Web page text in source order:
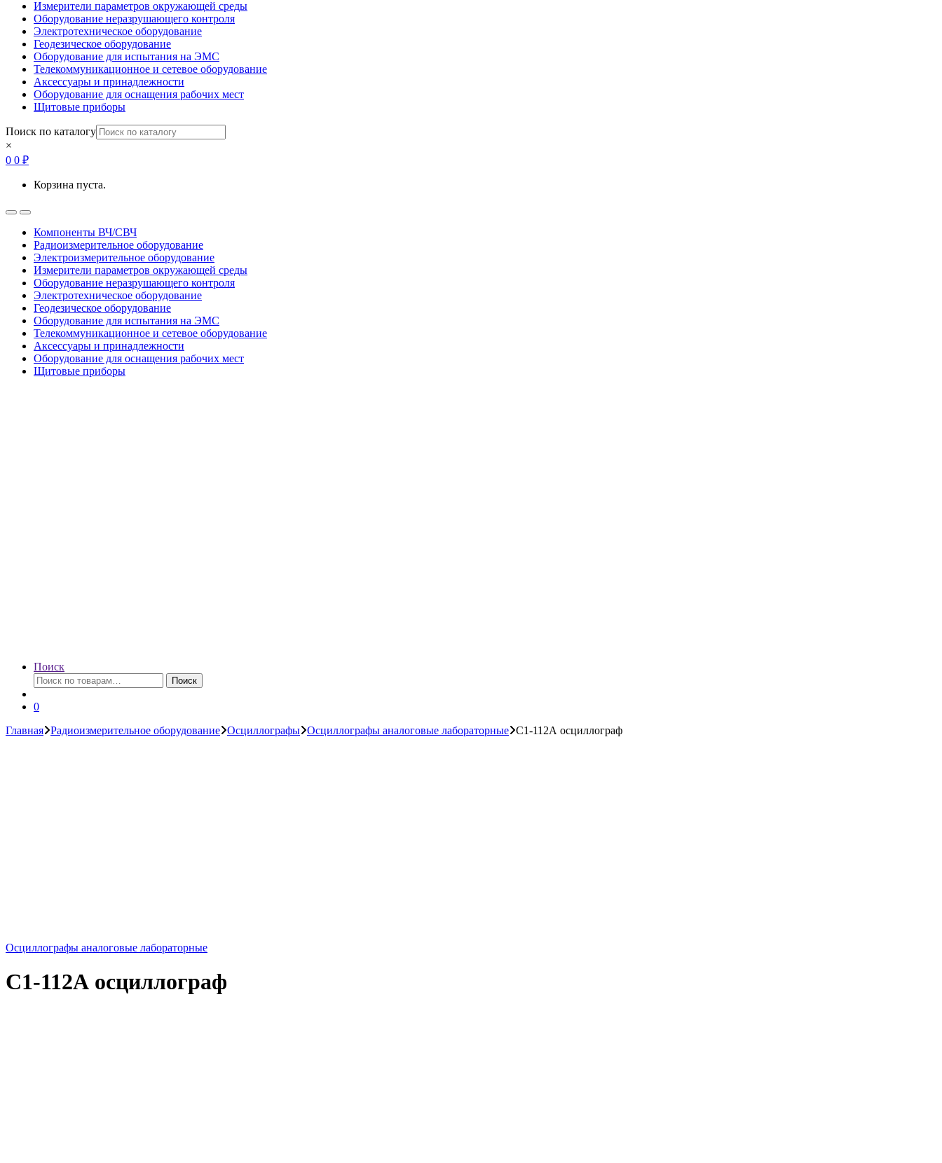
Измерители параметров окружающей среды
Оборудование неразрушающего контроля
Электротехническое оборудование
Геодезическое оборудование
Оборудование для испытания на ЭМС
Телекоммуникационное и сетевое оборудование
Аксессуары и принадлежности
Оборудование для оснащения рабочих мест
Щитовые приборы
Поиск по каталогу
×
0 0 ₽
Корзина пуста.
OpenClose
Компоненты ВЧ/СВЧ
Радиоизмерительное оборудование
Электроизмерительное оборудование
Измерители параметров окружающей среды
Оборудование неразрушающего контроля
Электротехническое оборудование
Геодезическое оборудование
Оборудование для испытания на ЭМС
Телекоммуникационное и сетевое оборудование
Аксессуары и принадлежности
Оборудование для оснащения рабочих мест
Щитовые приборы
Поиск
Искать:
Поиск
0
Главная Радиоизмерительное оборудование Осциллографы Осциллографы аналоговые лабораторные С1-112А осциллограф
Осциллографы аналоговые лабораторные
С1-112А осциллограф